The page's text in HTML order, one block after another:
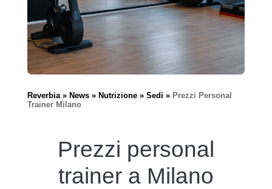
Reverbia News Nutrizione Sedi
Prezzi Personal
Trainer Milano
Prezzi personal
trainer a Milano